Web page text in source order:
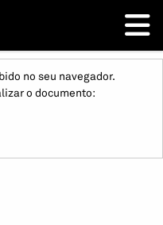
no seu navegador.
o documento: